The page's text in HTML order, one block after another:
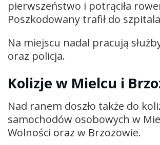
pierwszeństwo i potrąciła
Poszkodowany trafił do
Na miejscu nadal pracują
oraz policja.
Kolizje w Mielcu i
Nad ranem doszło także do
samochodów osobowych w
Wolności oraz w Brzozowie.